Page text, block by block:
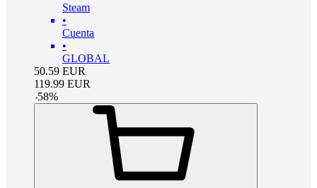
Steam
•
Cuenta
•
GLOBAL
50.59 EUR
119.99 EUR
-58%